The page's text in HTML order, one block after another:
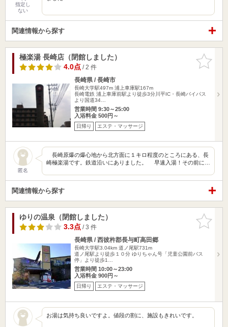
指定し
ない
関連情報から探す
お気に入
りに追加
極楽湯 長崎店（閉館しました）
4.0点/ 2 件
長崎県 / 長崎市
長崎大学駅497m 浦上車庫駅167m
長崎電鉄 浦上車庫前駅より徒歩3分川平IC・長崎バイパス
より国道34…
営業時間 9:30～25:00
入浴料金 500円～
日帰り エステ・マッサージ
匿名
長崎原爆の爆心地から北方面に１キロ程度のところにある、長
崎極楽湯です。鉄道沿いにありました。 早速入湯！その前に…
関連情報から探す
お気に入
りに追加
ゆりの温泉（閉館しました）
3.3点/ 3 件
長崎県 / 西彼杵郡長与町高田郷
長崎大学駅3.04km 道ノ尾駅731m
道ノ尾駅より徒歩１０分 ゆりちゃん号「児童公園前バス
停」より徒歩1…
営業時間 10:00～23:00
入浴料金 900円～
日帰り エステ・マッサージ
お湯は気持ち良いですよ。値段の割に、施設もきれいです。